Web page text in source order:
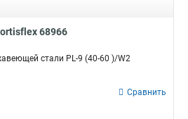
68966
стали PL-9 (40-60 )/W2
Сравнить